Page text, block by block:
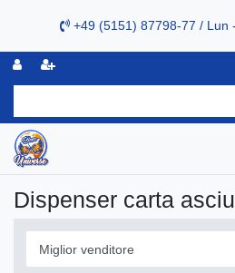
+49 (5151) 87798-77 / Lun
Dispenser carta